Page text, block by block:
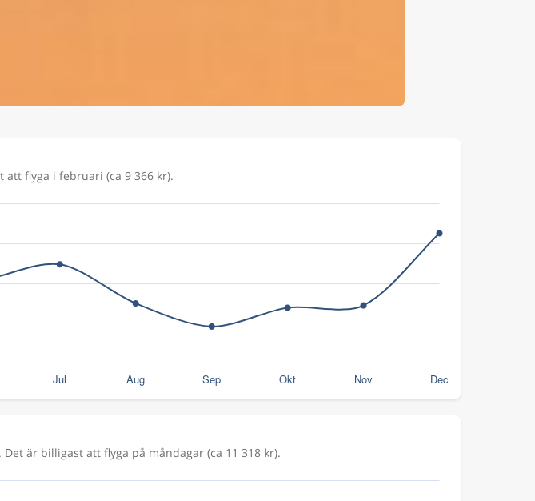
flyga i februari (ca 9 366 kr).
är billigast att flyga på måndagar (ca 11 318 kr).